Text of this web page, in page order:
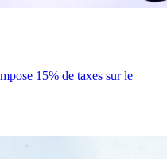
15% de taxes sur le